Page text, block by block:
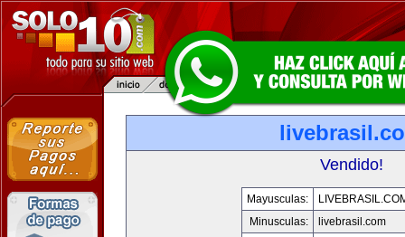
Vendido!
Mayusculas:
Minusculas:
livebrasil.com